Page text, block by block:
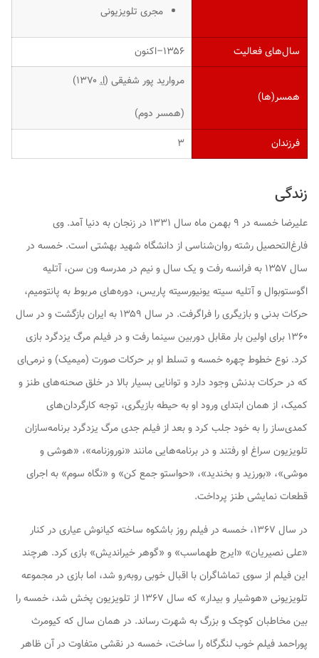
مجری تلویزیونی
سال‌های فعالیت ۱۳۵۶–اکنون
همسر(ها)
مروارید پور شفیقی (ا.
(همسر دوم)
فرزندان
۳
زندگی
علیرضا خمسه در ۹ بهمن ماه سال ۱۳۳۱ در زنجان به دنیا آمد. وی
فارغ‌التحصیل رشته روان‌شناسی از دانشگاه شهید بهشتی است. خمسه در
سال ۱۳۵۷ به فرانسه رفت و یک سال و نیم در مدرسه ون سن، آتلیه
اگوستوبوال و آتلیه سیته یونیورسیته پاریس، دوره‌های مربوط به پانتومیم،
حرکات بدنی و بازیگری را فراگرفت. در سال ۱۳۵۹ به ایران بازگشت و در سال
۱۳۶۰ برای اولین بار مقابل دوربین سینما رفت و در فیلم
مرگ یزدگردبازی
کرد. نوع خطوط چهره خمسه و تسلط او بر حرکات صورت (میمیک) و نرمی‌ای
که در حرکات بدنش وجود دارد و توانایی بسیار بالا در خلق صحنه‌های طنز و
کمیک، از همان ابتدای ورود او به حیطه بازیگری، توجه کارگردان‌های
کمدی‌ساز را به خود جلب کرد و بعد از فیلم جدیمرگ یزدگردبرنامه‌سازان
تلویزیون سراغ او رفتند و در برنامه‌هایی مانند «نوروزنامه»، «هوشی و
موشی»، «بورزید و بخندید»، «حواستو جمع کن» و «نگاه سوم» به اجرای
قطعات نمایشی طنز پرداخت.
در سال ۱۳۶۷، خمسه در فیلم روز باشکوه ساخته کیانوش عیاری در کنار
«علی نصیریان» «ایرج طهماسب» و «گوهر خیراندیش» بازی کرد. هرچند
این فیلم از سوی تماشاگران با اقبال خوبی روبه‌رو شد، اما بازی در مجموعه
تلویزیونی «هوشیار و بیدار» که سال ۱۳۶۷ از تلویزیون پخش شد، خمسه را
بین مخاطبان کوچک و بزرگ به شهرت رساند. در همان سال که کیومرث
پوراحمد فیلم خوبلنگرگاهرا ساخت، خمسه در نقشی متفاوت در آن ظاهر